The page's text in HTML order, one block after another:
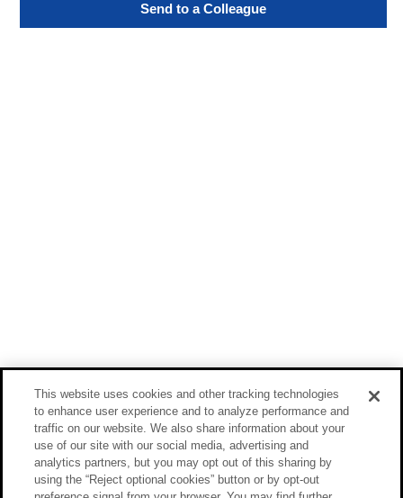
Send to a Colleague
This website uses cookies and other tracking technologies
to enhance user experience and to analyze performance and
traffic on our website. We also share information about your
use of our site with our social media, advertising and
analytics partners, but you may opt out of this sharing by
using the “Reject optional cookies” button or by opt-out